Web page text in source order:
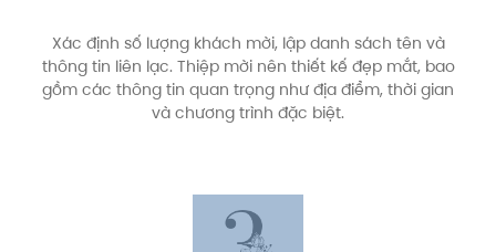
Xác định số lượng khách mời, lập danh sách tên và
thông tin liên lạc. Thiệp mời nên thiết kế đẹp mắt, bao
gồm các thông tin quan trọng như địa điểm, thời gian
và chương trình đặc biệt.